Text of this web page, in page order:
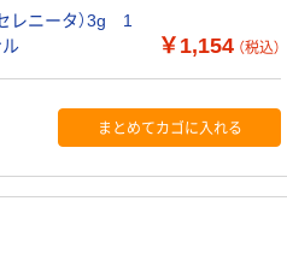
レニータ）3g 1
リジナル
￥1,154 （税込）
まとめてカゴに入れる